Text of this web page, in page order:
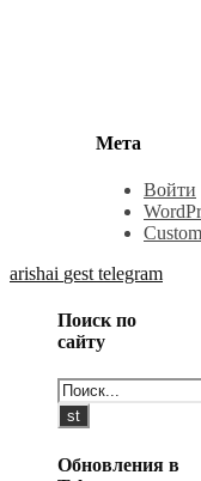
Мета
Войти
arishai gest telegram
Поиск по
сайту
Обновления в